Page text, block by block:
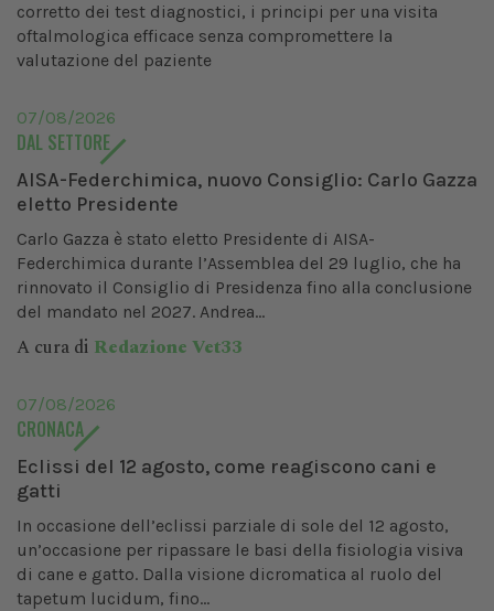
corretto dei test diagnostici, i principi per una visita
oftalmologica efficace senza compromettere la
valutazione del paziente
07/08/2026
DAL SETTORE
AISA-Federchimica, nuovo Consiglio: Carlo Gazza
eletto Presidente
Carlo Gazza è stato eletto Presidente di AISA-
Federchimica durante l’Assemblea del 29 luglio, che ha
rinnovato il Consiglio di Presidenza fino alla conclusione
del mandato nel 2027. Andrea...
A cura di Redazione Vet33
07/08/2026
CRONACA
Eclissi del 12 agosto, come reagiscono cani e
gatti
In occasione dell’eclissi parziale di sole del 12 agosto,
un’occasione per ripassare le basi della fisiologia visiva
di cane e gatto. Dalla visione dicromatica al ruolo del
tapetum lucidum, fino...